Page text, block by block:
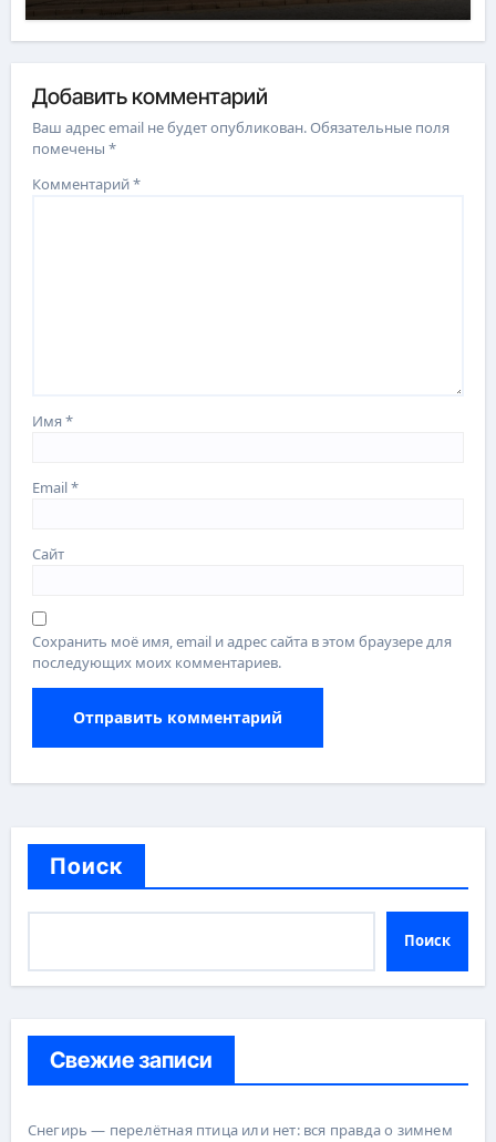
Добавить комментарий
Ваш адрес email не будет опубликован.Обязательные поля
помечены*
Комментарий*
Имя*
Email*
Сайт
Сохранить моё имя, email и адрес сайта в этом браузере для
последующих моих комментариев.
Поиск
Поиск
Свежие записи
Снегирь — перелётная птица или нет: вся правда о зимнем